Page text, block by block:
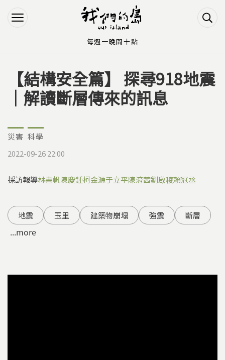
Jump to Navigation
Jump to Main content
您在這裡
【結構安全篇】 探尋918地震
｜解讀斷層傳來的訊息
災害 科學
2022-09-26 22:00
採訪報導林書帆陳慶鍾柯金源于立平陳淯茜劉啟稜賴冠丞
地震 玉里 建築物崩塌 強震 斷層
...more
每週一晚間十點